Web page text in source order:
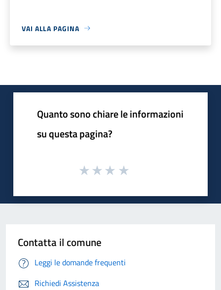
VAI ALLA PAGINA
Quanto sono chiare le informazioni
su questa pagina?
Contatta il comune
Leggi le domande frequenti
Richiedi Assistenza